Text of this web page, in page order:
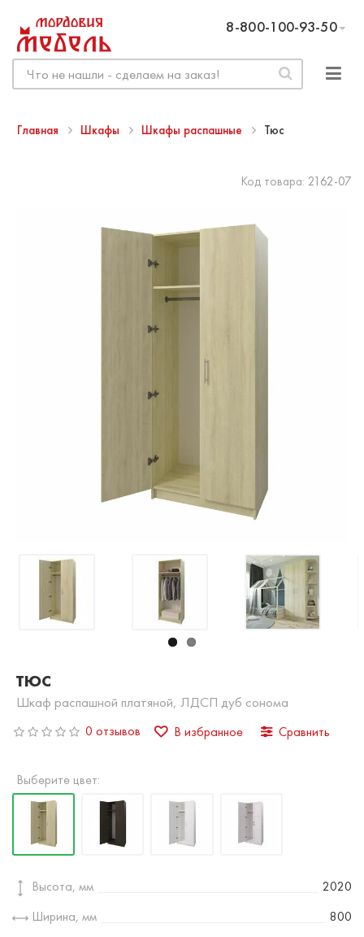
8-800-100-93-50
Главная Шкафы Шкафы распашные Тюс
Код товара: 2162-07
ТЮС
Шкаф распашной платяной, ЛДСП дуб сонома
0 отзывов В избранное Сравнить
Выберите цвет:
Высота, мм
2020
Ширина, мм
800